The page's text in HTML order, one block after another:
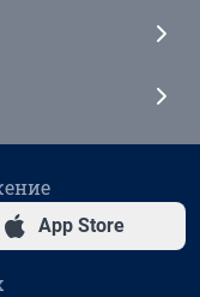
App Store